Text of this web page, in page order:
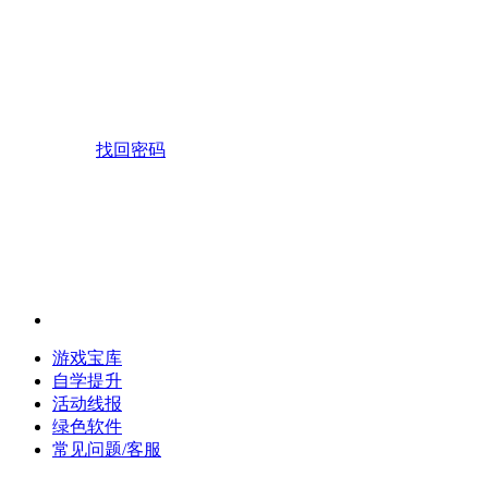
找回密码
游戏宝库
自学提升
活动线报
绿色软件
常见问题/客服